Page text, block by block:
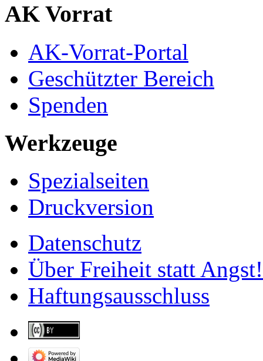
AK Vorrat
AK-Vorrat-Portal
Geschützter Bereich
Spenden
Werkzeuge
Spezialseiten
Druckversion
Datenschutz
Über Freiheit statt Angst!
Haftungsausschluss